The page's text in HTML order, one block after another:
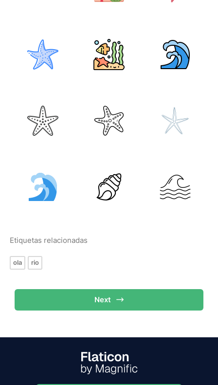
Etiquetas relacionadas
ola rio
Next